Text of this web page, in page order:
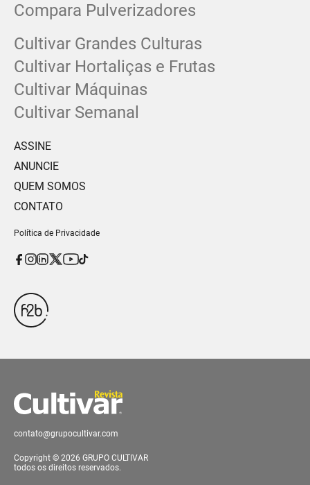
Compara Pulverizadores
Cultivar Grandes Culturas
Cultivar Hortaliças e Frutas
Cultivar Máquinas
Cultivar Semanal
ASSINE
ANUNCIE
QUEM SOMOS
CONTATO
Política de Privacidade
contato@grupocultivar.com
Copyright © 2026 GRUPO CULTIVAR
todos os direitos reservados.